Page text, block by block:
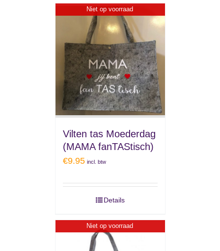
Niet op voorraad
Vilten tas Moederdag
(MAMA fanTAStisch)
€9.95 incl. btw
Details
Niet op voorraad